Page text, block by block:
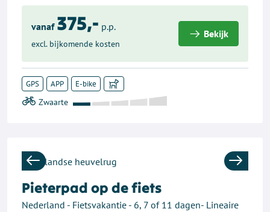
vanaf 375,- p.p.
excl. bijkomende kosten
Bekijk
GPS APP E-bike
Previous Next
Pieterpad op de fiets
Nederland - Fietsvakantie - 6, 7 of 11 dagen- Lineaire